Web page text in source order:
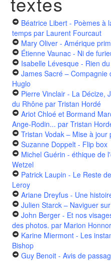
Béatrice Libert - Poèmes à
temps par Laurent Fourcaut
Mary Oliver - Amérique
Étienne Vaunac - Ni de
Isabelle Lévesque - Rien
James Sacré – Compagnie
Huglo
Pierre Vinclair - La Décize,
du Rhône par Tristan Hordé
Ariot Chloé et Bormand
Ange-Rodin... par Tristan
Tristan Vodak – Mise à jour
Suzanne Doppelt - Flip box
Michel Guérin - éthique de
Wetzel
Patrick Laupin - Le Reste
Leroy
Ariane Dreyfus - Une
Julien Starck – Naviguer
John Berger - Et nos
des photos. par Marion
Karine Miermont - Les
Bishop
Guy Benoit - Avis de